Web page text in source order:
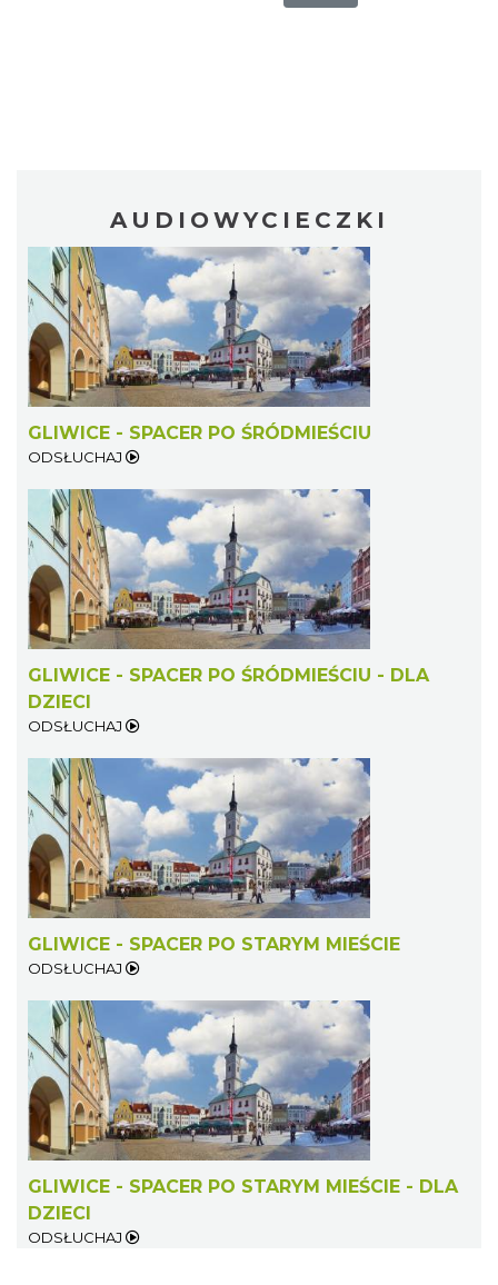
AUDIOWYCIECZKI
GLIWICE - SPACER PO ŚRÓDMIEŚCIU
ODSŁUCHAJ
GLIWICE - SPACER PO ŚRÓDMIEŚCIU - DLA
DZIECI
ODSŁUCHAJ
GLIWICE - SPACER PO STARYM MIEŚCIE
ODSŁUCHAJ
GLIWICE - SPACER PO STARYM MIEŚCIE - DLA
DZIECI
ODSŁUCHAJ